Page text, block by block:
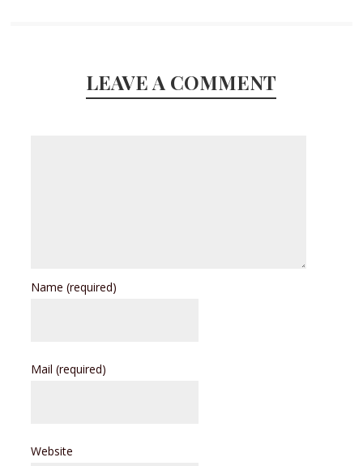
LEAVE A COMMENT
Name(required)
Mail(required)
Website